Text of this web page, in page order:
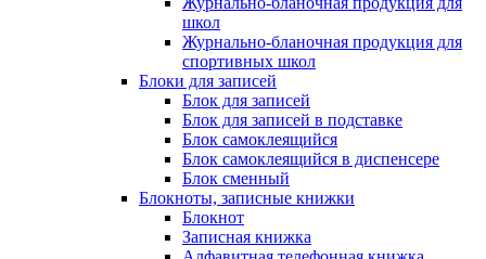
школ
Журнально-бланочная продукция для
спортивных школ
Блоки для записей
Блок для записей
Блок для записей в подставке
Блок самоклеящийся
Блок самоклеящийся в диспенсере
Блок сменный
Блокноты, записные книжки
Блокнот
Записная книжка